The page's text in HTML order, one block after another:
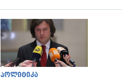
პოლიტიკა